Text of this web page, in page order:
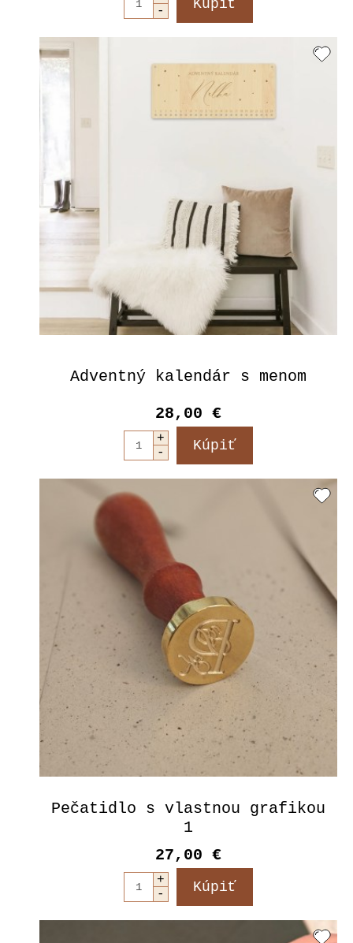
Adventný kalendár s menom
28,00 €
Pečatidlo s vlastnou grafikou
1
27,00 €